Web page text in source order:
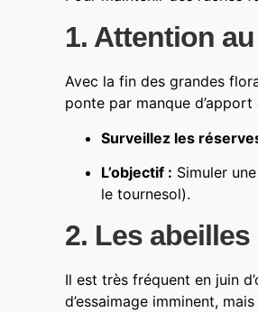
1. Attention
Avec la fin des grandes
ponte par manque d’apport
Surveillez les
L’objectif : Simuler
le tournesol).
2. Les
Il est très fréquent en juin
d’essaimage imminent,